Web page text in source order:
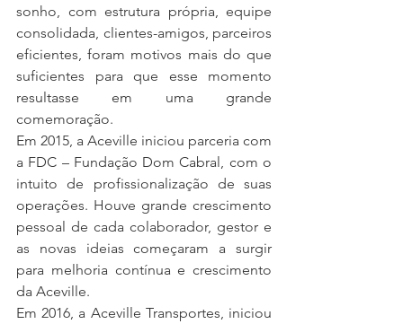
sonho, com estrutura própria, equipe
consolidada, clientes-amigos, parceiros
eficientes, foram motivos mais do que
suficientes para que esse momento
resultasse em uma grande
comemoração.
Em 2015, a Aceville iniciou parceria com
a FDC – Fundação Dom Cabral, com o
intuito de profissionalização de suas
operações. Houve grande crescimento
pessoal de cada colaborador, gestor e
as novas ideias começaram a surgir
para melhoria contínua e crescimento
da Aceville.
Em 2016, a Aceville Transportes, iniciou